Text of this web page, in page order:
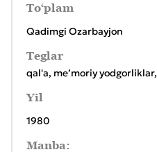
To‘plam
Qadimgi Ozarbayjon
Teglar
qal'a, meʼmoriy yodgorliklar,
Yil
1980
Manba: